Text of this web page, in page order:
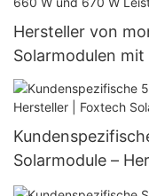
Hersteller von
Solarmodulen
(halbgeschnitten,
Solarmodule –